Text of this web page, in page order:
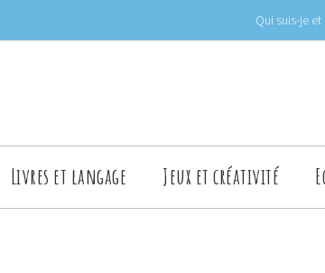
Qui suis-je
Livres et langage Jeux et créativité